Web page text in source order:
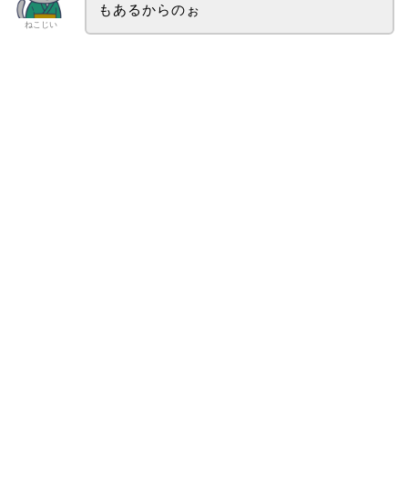
ねこじい
もあるからのぉ